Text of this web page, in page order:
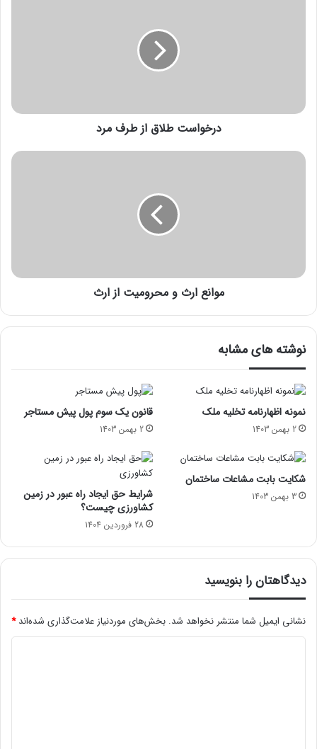
درخواست طلاق از طرف مرد
موانع ارث و محرومیت از ارث
نوشته های مشابه
نمونه اظهارنامه تخلیه ملک
2 بهمن 1403
قانون یک سوم پول پیش مستاجر
2 بهمن 1403
شکایت بابت مشاعات ساختمان
3 بهمن 1403
شرایط حق ایجاد راه عبور در زمین
کشاورزی چیست؟
28 فروردین 1404
دیدگاهتان را بنویسید
نشانی ایمیل شما منتشر نخواهد شد. بخش‌های موردنیاز علامت‌گذاری شده‌اند*